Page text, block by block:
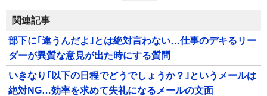
関連記事
部下に｢違うんだよ｣とは絶対言わない…仕事のデキるリー
ダーが異質な意見が出た時にする質問
いきなり｢以下の日程でどうでしょうか？｣というメールは
絶対NG…効率を求めて失礼になるメールの文面